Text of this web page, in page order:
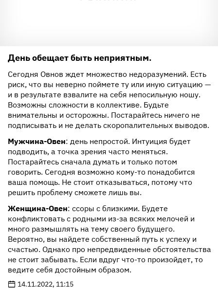
День обещает быть неприятным.
Сегодня Овнов ждет множество недоразумений. Есть
риск, что вы неверно поймете ту или иную ситуацию —
и в результате взвалите на себя непосильную ношу.
Возможны сложности в коллективе. Будьте
внимательны и осторожны. Постарайтесь ничего не
подписывать и не делать скоропалительных выводов.
Мужчина-Овен: день непростой. Интуиция будет
подводить, а точка зрения часто меняться.
Постарайтесь сначала думать и только потом
говорить. Сегодня возможно кому-то понадобится
ваша помощь. Не стоит отказываться, потому что
решить проблему сможете лишь вы.
Женщина-Овен: ссоры с близкими. Будете
конфликтовать с родными из-за всяких мелочей и
много размышлять на тему своего будущего.
Вероятно, вы найдете собственный путь к успеху и
счастью. Однако про непредвиденные обстоятельства
не стоит забывать. Если вдруг что-то произойдет, то
ведите себя достойным образом.
14.11.2022, 11:15